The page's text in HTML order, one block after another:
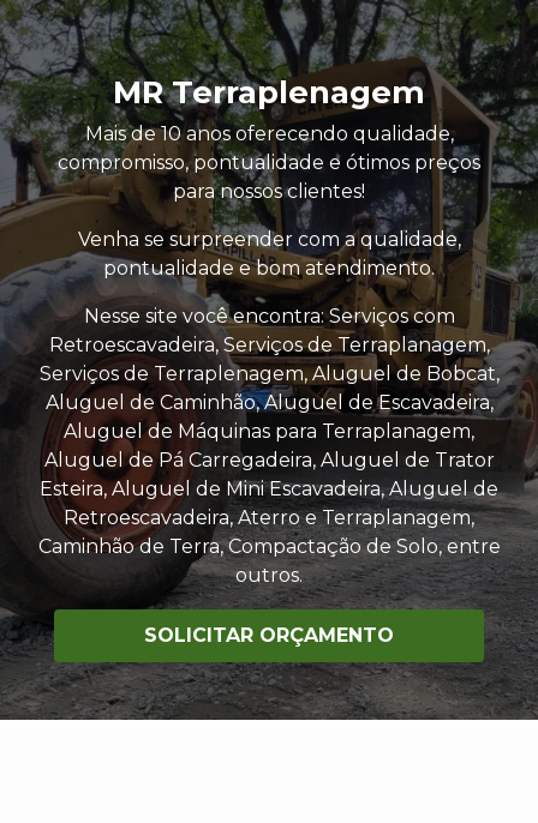
MR Terraplenagem
Mais de 10 anos oferecendo qualidade,
compromisso, pontualidade e ótimos preços
para nossos clientes!
Venha se surpreender com a qualidade,
pontualidade e bom atendimento.
Nesse site você encontra: Serviços com
Retroescavadeira, Serviços de Terraplanagem,
Serviços de Terraplenagem, Aluguel de Bobcat,
Aluguel de Caminhão, Aluguel de Escavadeira,
Aluguel de Máquinas para Terraplanagem,
Aluguel de Pá Carregadeira, Aluguel de Trator
Esteira, Aluguel de Mini Escavadeira, Aluguel de
Retroescavadeira, Aterro e Terraplanagem,
Caminhão de Terra, Compactação de Solo, entre
outros.
SOLICITAR ORÇAMENTO